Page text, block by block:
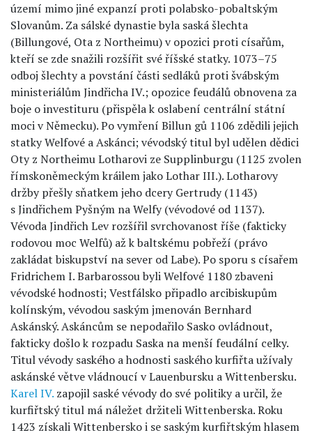
území mimo jiné expanzí proti polabsko-pobaltským
Slovanům. Za sálské dynastie byla saská šlechta
(Billungové, Ota z Northeimu) v opozici proti císařům,
kteří se zde snažili rozšířit své říšské statky. 1073–75
odboj šlechty a povstání části sedláků proti švábským
ministeriálům Jindřicha IV.; opozice feudálů obnovena za
boje o investituru (přispěla k oslabení centrální státní
moci v Německu). Po vymření Billun gů 1106 zdědili jejich
statky Welfové a Askánci; vévodský titul byl udělen dědici
Oty z Northeimu Lotharovi ze Supplinburgu (1125 zvolen
římskoněmeckým kráilem jako Lothar III.). Lotharovy
držby přešly sňatkem jeho dcery Gertrudy (1143)
s Jindřichem Pyšným na Welfy (vévodové od 1137).
Vévoda Jindřich Lev rozšířil svrchovanost říše (fakticky
rodovou moc Welfů) až k baltskému pobřeží (právo
zakládat biskupství na sever od Labe). Po sporu s císařem
Fridrichem I. Barbarossou byli Welfové 1180 zbaveni
vévodské hodnosti; Vestfálsko připadlo arcibiskupům
kolínským, vévodou saským jmenován Bernhard
Askánský. Askáncům se nepodařilo Sasko ovládnout,
fakticky došlo k rozpadu Saska na menší feudální celky.
Titul vévody saského a hodnosti saského kurfiřta užívaly
askánské větve vládnoucí v Lauenbursku a Wittenbersku.
Karel IV. zapojil saské vévody do své politiky a určil, že
kurfiřtský titul má náležet držiteli Wittenberska. Roku
1423 získali Wittenbersko i se saským kurfiřtským hlasem